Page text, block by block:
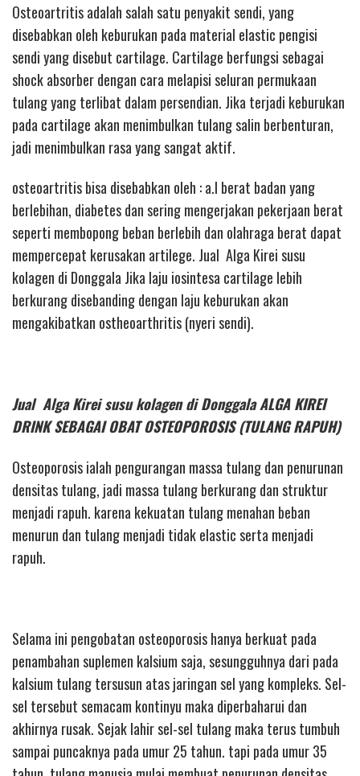
Osteoartritis adalah salah satu penyakit sendi, yang
disebabkan oleh keburukan pada material elastic pengisi
sendi yang disebut cartilage. Cartilage berfungsi sebagai
shock absorber dengan cara melapisi seluran permukaan
tulang yang terlibat dalam persendian. Jika terjadi keburukan
pada cartilage akan menimbulkan tulang salin berbenturan,
jadi menimbulkan rasa yang sangat aktif.
osteoartritis bisa disebabkan oleh : a.l berat badan yang
berlebihan, diabetes dan sering mengerjakan pekerjaan berat
seperti membopong beban berlebih dan olahraga berat dapat
mempercepat kerusakan artilege. Jual Alga Kirei susu
kolagen di Donggala Jika laju iosintesa cartilage lebih
berkurang disebanding dengan laju keburukan akan
mengakibatkan ostheoarthritis (nyeri sendi).
Jual Alga Kirei susu kolagen di Donggala ALGA KIREI
DRINK SEBAGAI OBAT OSTEOPOROSIS (TULANG RAPUH)
Osteoporosis ialah pengurangan massa tulang dan penurunan
densitas tulang, jadi massa tulang berkurang dan struktur
menjadi rapuh. karena kekuatan tulang menahan beban
menurun dan tulang menjadi tidak elastic serta menjadi
rapuh.
Selama ini pengobatan osteoporosis hanya berkuat pada
penambahan suplemen kalsium saja, sesungguhnya dari pada
kalsium tulang tersusun atas jaringan sel yang kompleks. Sel-
sel tersebut semacam kontinyu maka diperbaharui dan
akhirnya rusak. Sejak lahir sel-sel tulang maka terus tumbuh
sampai puncaknya pada umur 25 tahun. tapi pada umur 35